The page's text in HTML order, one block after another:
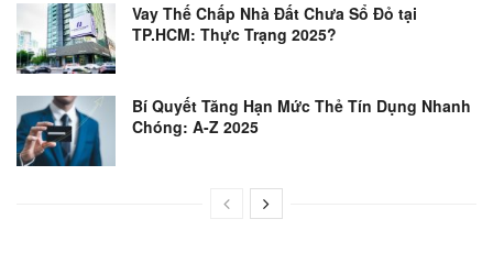
Vay Thế Chấp Nhà Đất Chưa Sổ Đỏ tại
TP.HCM: Thực Trạng 2025?
Bí Quyết Tăng Hạn Mức Thẻ Tín Dụng Nhanh
Chóng: A-Z 2025